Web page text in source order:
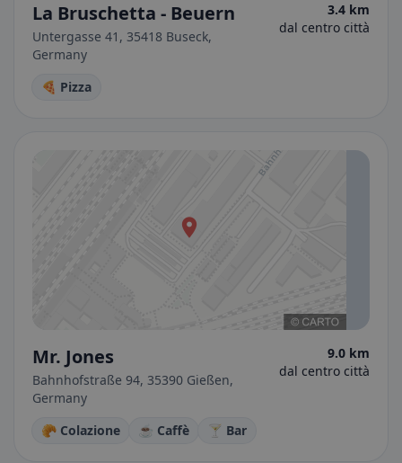
La Bruschetta - Beuern
Untergasse 41, 35418 Buseck,
Germany
3.4 km
dal centro città
🍕 Pizza
Mr. Jones
Bahnhofstraße 94, 35390 Gießen,
Germany
9.0 km
dal centro città
🥐 Colazione ☕ Caffè 🍸 Bar